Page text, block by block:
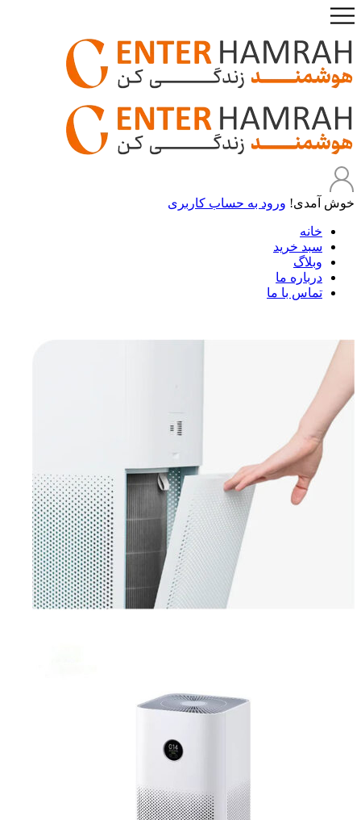
خوش آمدی! ورود به حساب کاربری
خانه
سبد خرید
وبلاگ
درباره ما
تماس با ما